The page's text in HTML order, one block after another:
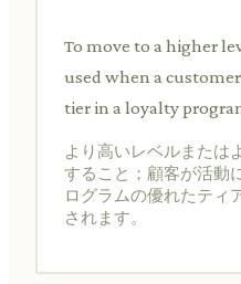
To move to a higher
used when a
tier in a loyalty
より高いレベルまたは
すること；顧客が活動
ログラムの優れたティ
されます。